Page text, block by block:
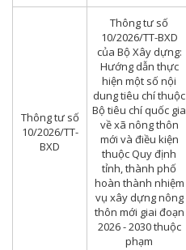
Thông tư số
10/2026/TT-
BXD
Thông tư số
10/2026/TT-BXD
của Bộ Xây dựng:
Hướng dẫn thực
hiện một số nội
dung tiêu chí thuộc
Bộ tiêu chí quốc gia
về xã nông thôn
mới và điều kiện
thuộc Quy định
tỉnh, thành phố
hoàn thành nhiệm
vụ xây dựng nông
thôn mới giai đoạn
2026 - 2030 thuộc
phạm